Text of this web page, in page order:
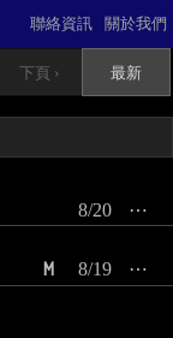
關於我們
聯絡資訊
下頁 › 最新
⋯
8/20
⋯
8/19
M